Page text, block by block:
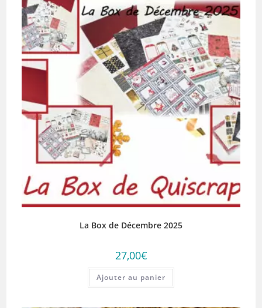
La Box de Décembre 2025
27,00€
Ajouter au panier